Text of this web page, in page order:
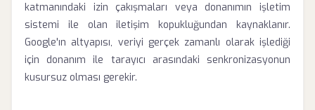
katmanındaki izin çakışmaları veya donanımın işletim
sistemi ile olan iletişim kopukluğundan kaynaklanır.
Google'ın altyapısı, veriyi gerçek zamanlı olarak işlediği
için donanım ile tarayıcı arasındaki senkronizasyonun
kusursuz olması gerekir.